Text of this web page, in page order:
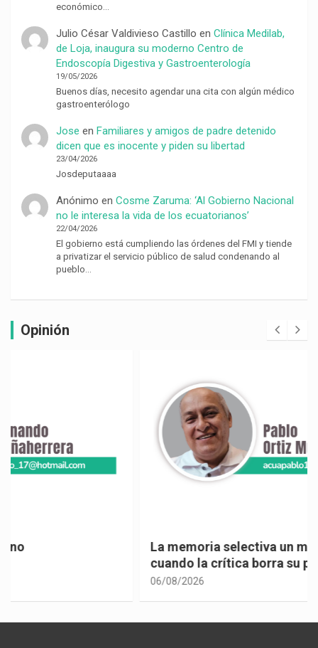
económico…
Julio César Valdivieso Castillo en Clínica Medilab,
de Loja, inaugura su moderno Centro de
Endoscopía Digestiva y Gastroenterología
19/05/2026
Buenos días, necesito agendar una cita con algún médico
gastroenterólogo
Jose en Familiares y amigos de padre detenido
dicen que es inocente y piden su libertad
23/04/2026
Josdeputaaaa
Anónimo en Cosme Zaruma: ‘Al Gobierno Nacional
no le interesa la vida de los ecuatorianos’
22/04/2026
El gobierno está cumpliendo las órdenes del FMI y tiende
a privatizar el servicio público de salud condenando al
pueblo…
Opinión
La memoria selectiva un mal en los políticos,
cuando la crítica borra su propia historia